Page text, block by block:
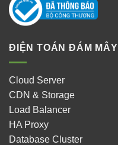
ĐIỆN TOÁN ĐÁM MÂY
Cloud Server
CDN & Storage
Load Balancer
HA Proxy
Database Cluster